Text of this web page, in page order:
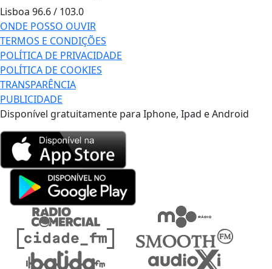
Lisboa 96.6 / 103.0
ONDE POSSO OUVIR
TERMOS E CONDIÇÕES
POLÍTICA DE PRIVACIDADE
POLÍTICA DE COOKIES
TRANSPARÊNCIA
PUBLICIDADE
Disponível gratuitamente para Iphone, Ipad e Android